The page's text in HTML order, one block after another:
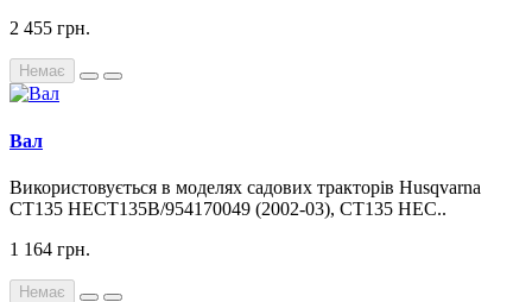
2 455 грн.
Немає
Вал
Використовується в моделях садових тракторів Husqvarna
CT135 HECT135B/954170049 (2002-03), CT135 HEC..
1 164 грн.
Немає